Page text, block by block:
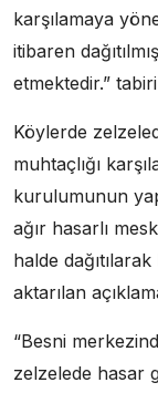
karşılamaya
itibaren
etmektedir.” tabiri
Köylerde
muhtaçlığı
kurulumunun
ağır hasarlı
halde
aktarılan
“Besni
zelzelede hasar